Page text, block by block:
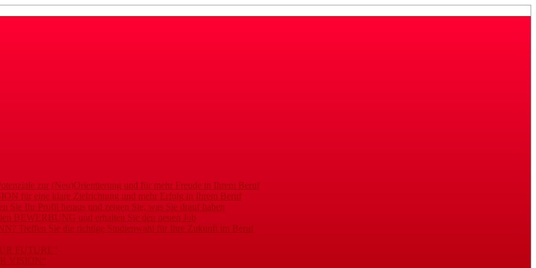
zur (Neu)Orientierung und für mehr Freude in Ihrem Beruf
für eine klare Zielrichtung und mehr Erfolg in Ihrem Beruf
Ihr Profil heraus und zeigen Sie, was Sie drauf haben
BEWERBUNG und erhalten Sie den neuen Job
Treffen Sie die richtige Studienwahl für Ihre Zukunft im Beruf
FUTURE“
VISION“